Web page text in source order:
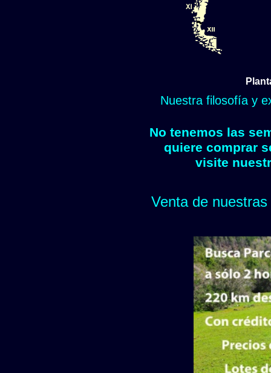
Nuestra filosofía y
No tenemos las
quiere comprar
visite
Venta de